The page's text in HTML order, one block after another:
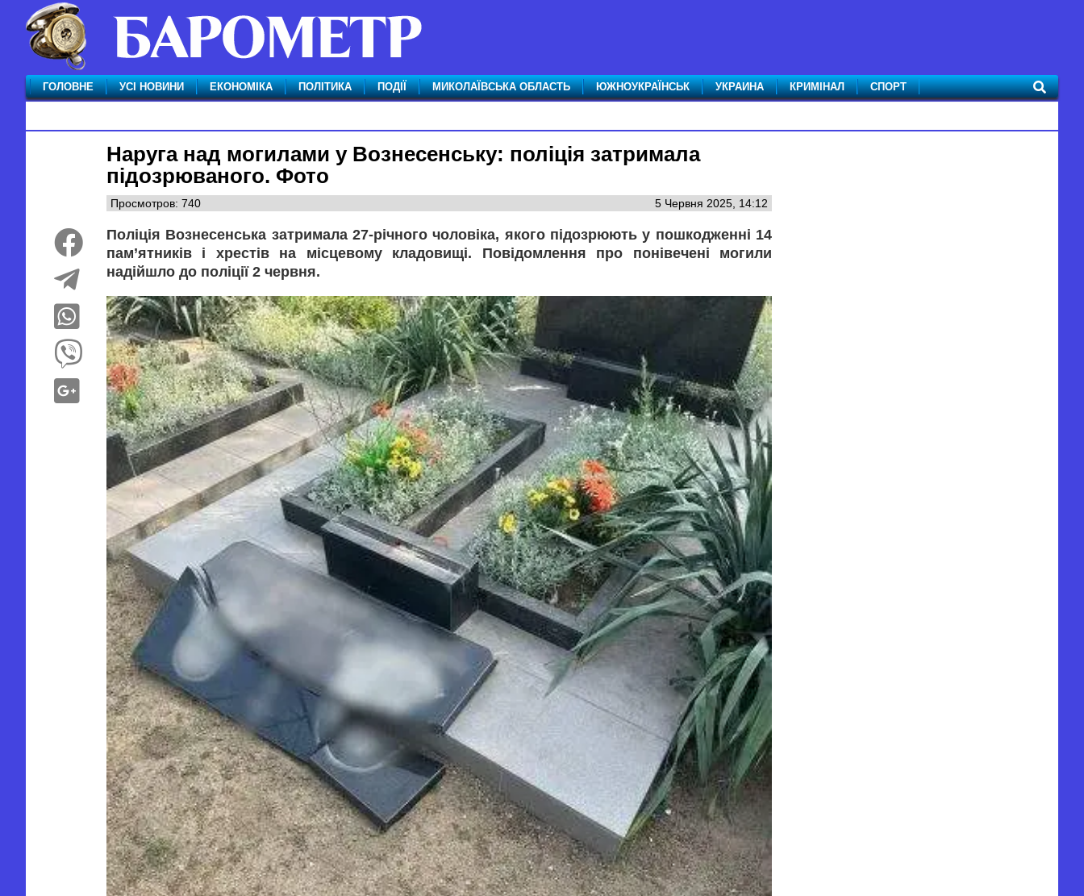
ГОЛОВНЕ УСІ НОВИНИ ЕКОНОМІКА ПОЛІТИКА ПОДІЇ МИКОЛАЇВСЬКА ОБЛАСТЬ ЮЖНОУКРАЇНСЬК УКРАИНА КРИМІНАЛ СПОРТ
Наруга над могилами у Вознесенську: поліція затримала
підозрюваного. Фото
Просмотров: 740 5 Червня 2025, 14:12
Поліція Вознесенська затримала 27-річного чоловіка, якого підозрюють у пошкодженні 14
пам’ятників і хрестів на місцевому кладовищі. Повідомлення про понівечені могили
надійшло до поліції 2 червня.